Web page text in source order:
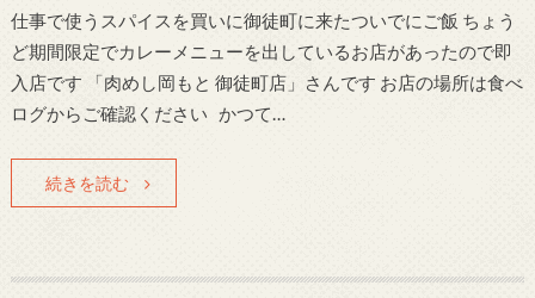
仕事で使うスパイスを買いに御徒町に来たついでにご飯 ちょう
ど期間限定でカレーメニューを出しているお店があったので即
入店です 「肉めし岡もと 御徒町店」さんです お店の場所は食べ
ログからご確認ください かつて…
続きを読む